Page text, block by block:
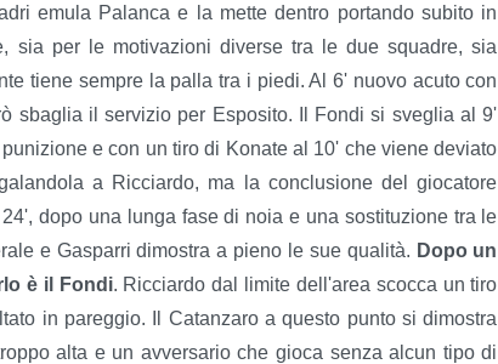
emula Palanca e la mette dentro portando subito in
sia per le motivazioni diverse tra le due squadre, sia
tiene sempre la palla tra i piedi. Al 6' nuovo acuto con
sbaglia il servizio per Esposito. Il Fondi si sveglia al 9'
e con un tiro di Konate al 10' che viene deviato
a Ricciardo, ma la conclusione del giocatore
dopo una lunga fase di noia e una sostituzione tra le
e Gasparri dimostra a pieno le sue qualità. Dopo un
è il Fondi. Ricciardo dal limite dell'area scocca un tiro
in pareggio. Il Catanzaro a questo punto si dimostra
alta e un avversario che gioca senza alcun tipo di